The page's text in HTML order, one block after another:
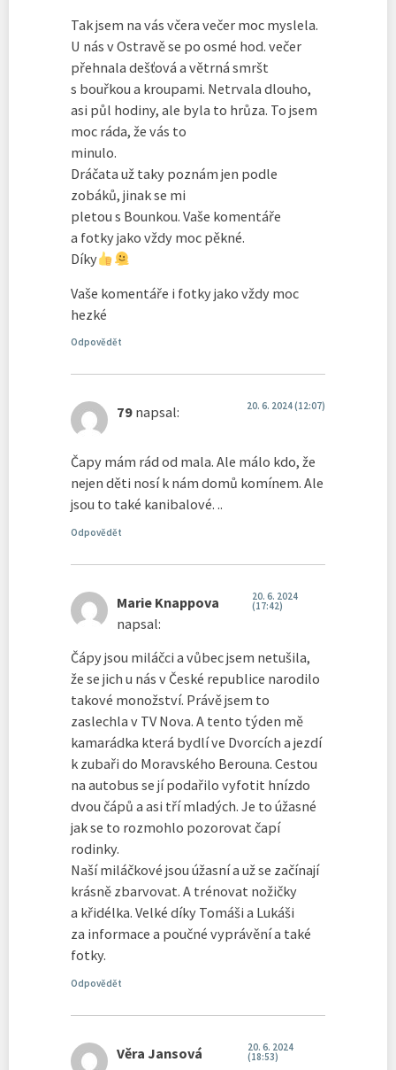
Tak jsem na vás včera večer moc myslela.
U nás v Ostravě se po osmé hod. večer
přehnala dešťová a větrná smršt
s bouřkou a kroupami. Netrvala dlouho,
asi půl hodiny, ale byla to hrůza. To jsem
moc ráda, že vás to
minulo.
Dráčata už taky poznám jen podle
zobáků, jinak se mi
pletou s Bounkou. Vaše komentáře
a fotky jako vždy moc pěkné.
Díky
Vaše komentáře i fotky jako vždy moc
hezké
Odpovědět
79 napsal: 20. 6. 2024 (12:07)
Čapy mám rád od mala. Ale málo kdo, že
nejen děti nosí k nám domů komínem. Ale
jsou to také kanibalové. ..
Odpovědět
Marie Knappova
napsal:
20. 6. 2024
(17:42)
Čápy jsou miláčci a vůbec jsem netušila,
že se jich u nás v České republice narodilo
takové monožství. Právě jsem to
zaslechla v TV Nova. A tento týden mě
kamarádka která bydlí ve Dvorcích a jezdí
k zubaři do Moravského Berouna. Cestou
na autobus se jí podařilo vyfotit hnízdo
dvou čápů a asi tří mladých. Je to úžasné
jak se to rozmohlo pozorovat čapí
rodinky.
Naší miláčkové jsou úžasní a už se začínají
krásně zbarvovat. A trénovat nožičky
a křidélka. Velké díky Tomáši a Lukáši
za informace a poučné vyprávění a také
fotky.
Odpovědět
Věra Jansová
20. 6. 2024
(18:53)